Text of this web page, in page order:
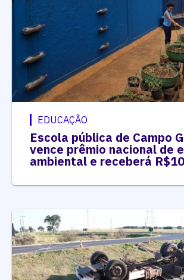
EDUCAÇÃO
Escola pública de Campo
vence prêmio nacional de
ambiental e receberá